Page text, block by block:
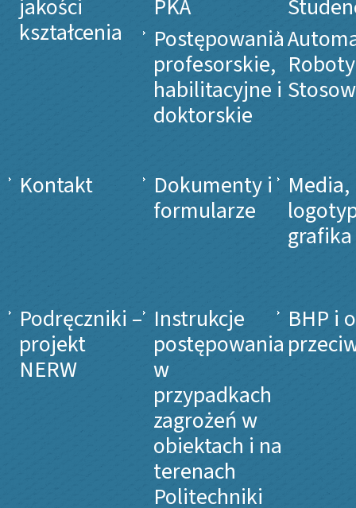
jakości
kształcenia
PKA
Postępowania
profesorskie,
habilitacyjne i
doktorskie
Kontakt
Dokumenty i
formularze
Media,
grafika
Podręczniki –
projekt
NERW
Instrukcje
postępowania
w
przypadkach
zagrożeń w
obiektach i na
terenach
Politechniki
BHP i